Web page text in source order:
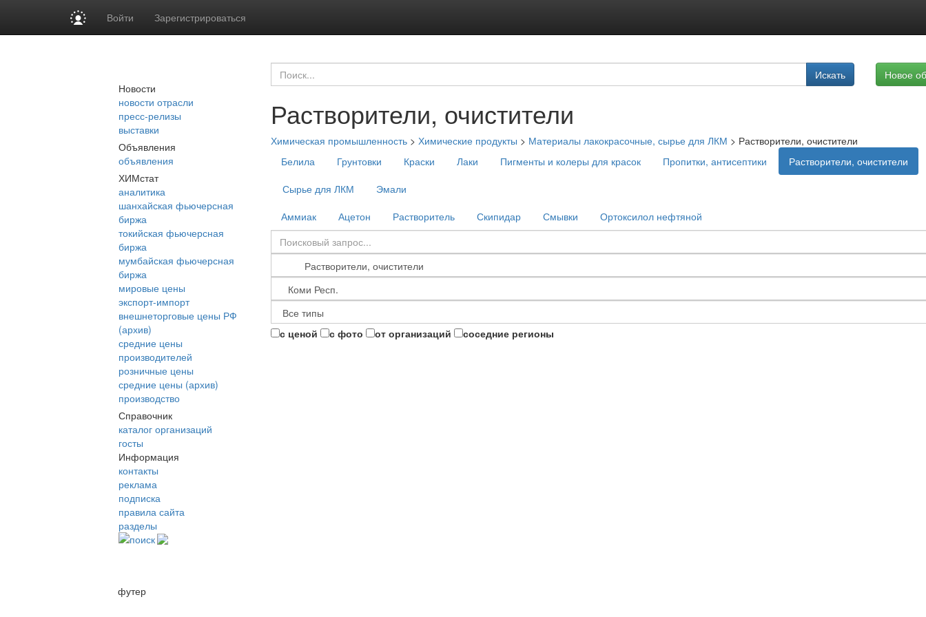
Войти Зарегистрироваться
Новости
новости отрасли
пресс-релизы
выставки
Объявления
объявления
ХИМстат
аналитика
шанхайская фьючерсная
биржа
токийская фьючерсная
биржа
мумбайская фьючерсная
биржа
мировые цены
экспорт-импорт
внешнеторговые цены РФ
(архив)
средние цены
производителей
розничные цены
средние цены (архив)
производство
Справочник
каталог организаций
госты
Информация
контакты
реклама
подписка
правила сайта
разделы
поиск
Искать Новое
Растворители, очистители
Химическая промышленность > Химические продукты > Материалы лакокрасочные, сырье для ЛКМ > Растворители, очистители
Белила
Грунтовки Краски Лаки Пигменты и колеры для красок Пропитки, антисептики
Растворители, очистители
Сырье для ЛКМ
Эмали
Аммиак
Ацетон Растворитель Скипидар Смывки Ортоксилол нефтяной
с ценой с фото от организаций соседние регионы
футер